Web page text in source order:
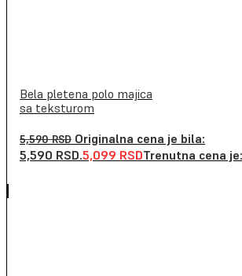
Bela pletena polo majica
sa teksturom
5,590RSD Originalna cena je bila:
5,590 RSD.5,099 RSDTrenutna cena